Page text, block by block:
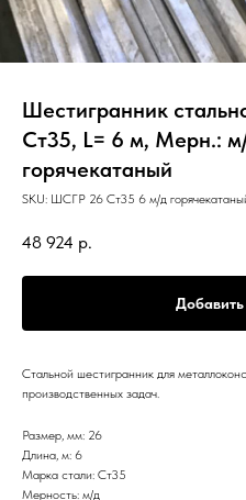
Шестигранник
Ст35, L= 6 м, Мерн.:
горячекатаный
SKU: ШСГР 26 Ст35 6 м/д
48 924 р.
Стальной шестигранник для
производственных задач.
Размер, мм: 26
Длина, м: 6
Марка стали: Ст35
Мерность: м/д